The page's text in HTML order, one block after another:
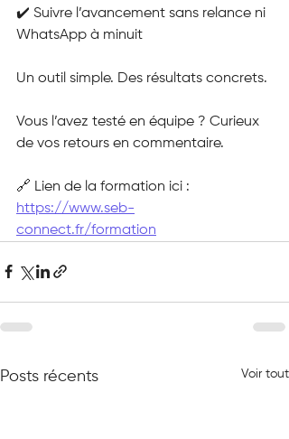
✔️ Suivre l’avancement sans relance ni
WhatsApp à minuit
Un outil simple. Des résultats concrets.
Vous l’avez testé en équipe ? Curieux
de vos retours en commentaire.
🔗 Lien de la formation ici :
https://www.seb-
connect.fr/formation
Posts récents Voir tout